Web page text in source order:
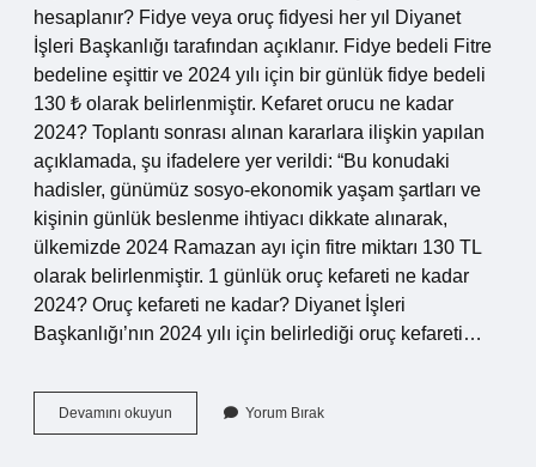
hesaplanır? Fidye veya oruç fidyesi her yıl Diyanet
İşleri Başkanlığı tarafından açıklanır. Fidye bedeli Fitre
bedeline eşittir ve 2024 yılı için bir günlük fidye bedeli
130 ₺ olarak belirlenmiştir. Kefaret orucu ne kadar
2024? Toplantı sonrası alınan kararlara ilişkin yapılan
açıklamada, şu ifadelere yer verildi: “Bu konudaki
hadisler, günümüz sosyo-ekonomik yaşam şartları ve
kişinin günlük beslenme ihtiyacı dikkate alınarak,
ülkemizde 2024 Ramazan ayı için fitre miktarı 130 TL
olarak belirlenmiştir. 1 günlük oruç kefareti ne kadar
2024? Oruç kefareti ne kadar? Diyanet İşleri
Başkanlığı’nın 2024 yılı için belirlediği oruç kefareti…
Devamını okuyun
Kaç
Yorum Bırak